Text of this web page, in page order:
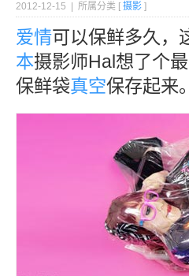
2012-12-15 | 所属分类 [ 摄影 ]
爱情可以保鲜多久，
本摄影师Hal想了个
保鲜袋真空保存起来。